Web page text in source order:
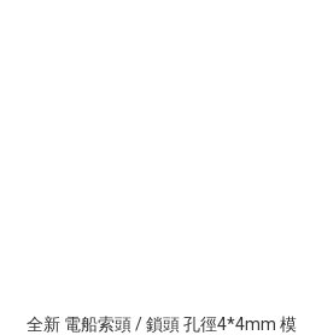
全新 電船索頭 / 鎖頭 孔徑4*4mm 模